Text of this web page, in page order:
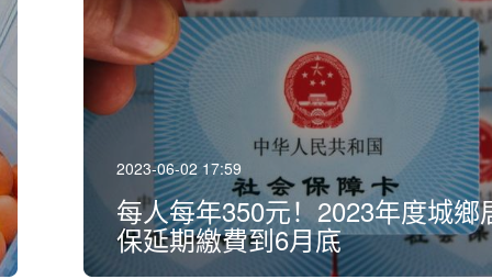
2023-06-02 17:59
每人每年350元！2023年度城鄉
保延期繳費到6月底